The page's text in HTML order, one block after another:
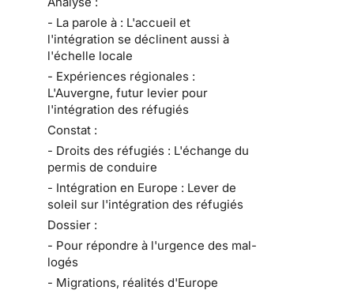
- La parole à : L'accueil et
l'intégration se déclinent aussi à
l'échelle locale
- Expériences régionales :
L'Auvergne, futur levier pour
l'intégration des réfugiés
Constat :
- Droits des réfugiés : L'échange du
permis de conduire
- Intégration en Europe : Lever de
soleil sur l'intégration des réfugiés
Dossier :
- Pour répondre à l'urgence des mal-
logés
- Migrations, réalités d'Europe